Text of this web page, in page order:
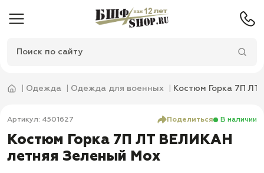
Одежда Одежда для военных Костюм Горка 7П
Артикул: 4501627 Поделиться В наличии
Костюм Горка 7П ЛТ ВЕЛИКАН
летняя Зеленый Мох